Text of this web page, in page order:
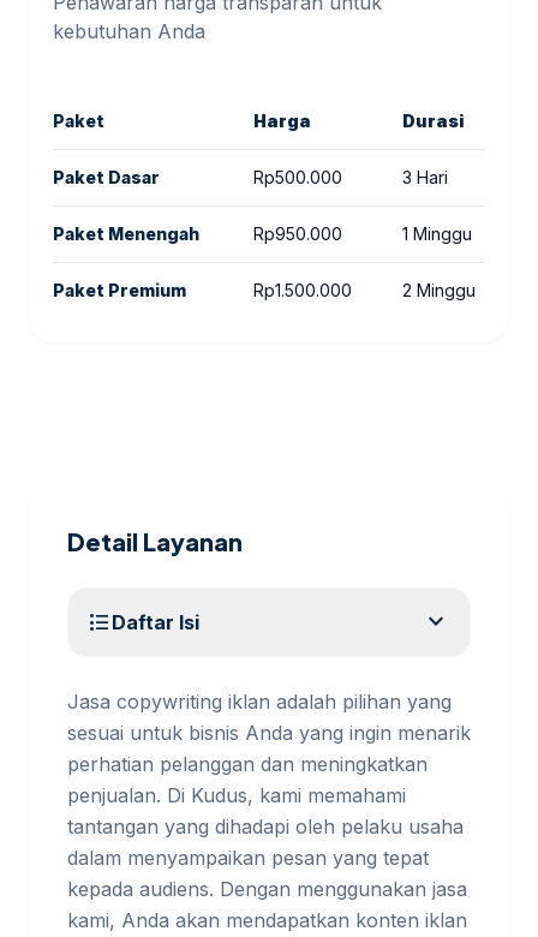
kebutuhan Anda
Paket Harga Durasi
Paket Dasar Rp500.000 3 Hari
Paket Menengah Rp950.000 1 Minggu
Paket Premium Rp1.500.000 2 Minggu
Detail Layanan
format_list_bulleted Daftar Isi expand_more
Jasa copywriting iklan adalah pilihan yang
sesuai untuk bisnis Anda yang ingin menarik
perhatian pelanggan dan meningkatkan
penjualan. Di Kudus, kami memahami
tantangan yang dihadapi oleh pelaku usaha
dalam menyampaikan pesan yang tepat
kepada audiens. Dengan menggunakan jasa
kami, Anda akan mendapatkan konten iklan